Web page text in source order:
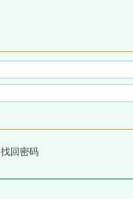
找回密码